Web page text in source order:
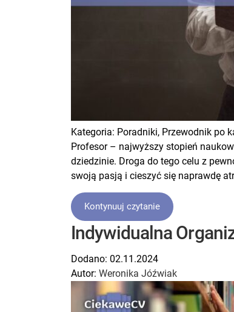
Kategoria: Poradniki, Przewodnik po
Profesor – najwyższy stopień
dziedzinie. Droga do tego celu z
swoją pasją i cieszyć się naprawdę
Kontynuuj czytanie
Indywidualna
Dodano: 02.11.2024
Autor: Weronika Jóźwiak